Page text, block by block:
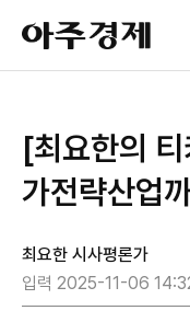
아
주
경
[최요한의
가전략산업
최요한 시사평론가
입력 2025-11-06